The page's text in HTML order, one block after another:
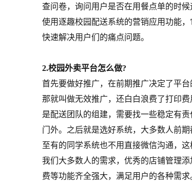
查问卷，询问用户是否在用餐点单的时
使用逐趣校园配送系统的营销应用功能
快速解决用户们的痛点问题。
2.校园外卖平台怎么做?
首先要做好推广，在前期推广决定了平
那就叫做无效推广，还白白浪费了打印
是配送团队的组建，需要找一些稳定有
门外。之后就是选好系统，大多数人前
至有的同学系统也不用直接微信沟通，
我们大多数人的需求，优秀的店铺管理
费等功能齐全强大，满足用户的各种需求